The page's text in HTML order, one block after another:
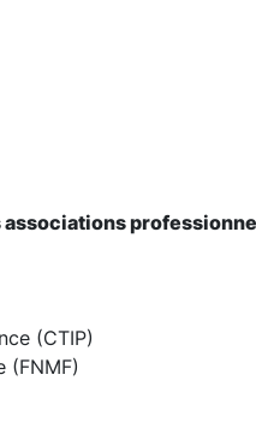
(CTIP)
(FNMF)